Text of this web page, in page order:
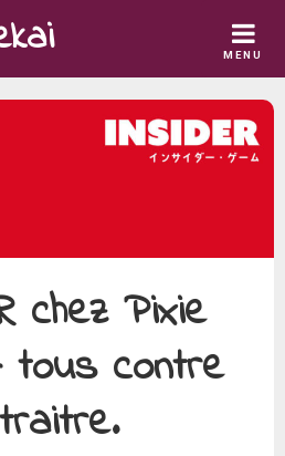
MENU
chez Pixie
tous contre